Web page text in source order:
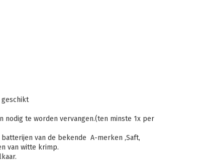
nodig te worden vervangen.(ten minste 1x per
van de bekende A-merken ,Saft,
van witte krimp.